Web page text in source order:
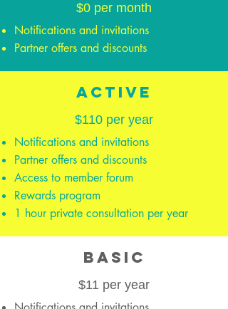
$0 per month
Notifications and invitations
Partner offers and discounts
Active
$110 per year
Notifications and invitations
Partner offers and discounts
Access to member forum
Rewards program
1 hour private consultation per year
Basic
$11 per year